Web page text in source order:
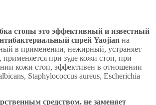
стопы это эффективный и известный
спрей Yaojian на
в применении, нежирный, устраняет
при зуде кожи стоп, при
кожи стоп, эффективен в отношении
Staphylococcus aureus, Escherichia
средством, не заменяет